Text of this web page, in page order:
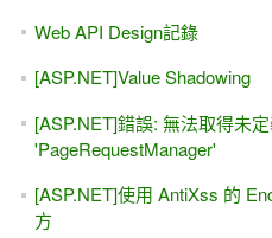
Web API Design記錄
[ASP.NET]Value Shadowing
[ASP.NET]錯誤: 無法取得未
'PageRequestManager'
[ASP.NET]使用 AntiXss 的
方